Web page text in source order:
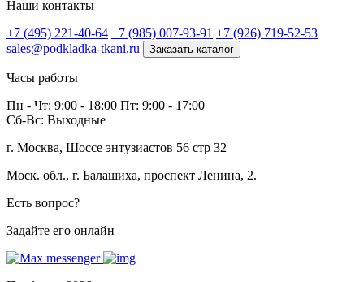
Наши контакты
+7 (495) 221-40-64 +7 (985) 007-93-91 +7 (926) 719-52-53
sales@podkladka-tkani.ru
Заказать каталог
Часы работы
Пн - Чт: 9:00 - 18:00 Пт: 9:00 - 17:00
Сб-Вс: Выходные
г. Москва, Шоссе энтузиастов 56 стр 32
Моск. обл., г. Балашиха, проспект Ленина, 2.
Есть вопрос?
Задайте его онлайн